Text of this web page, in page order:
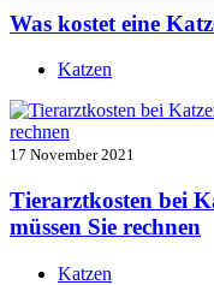
Was kostet eine
Katzen
17 November 2021
Tierarztkosten bei
müssen Sie rechnen
Katzen